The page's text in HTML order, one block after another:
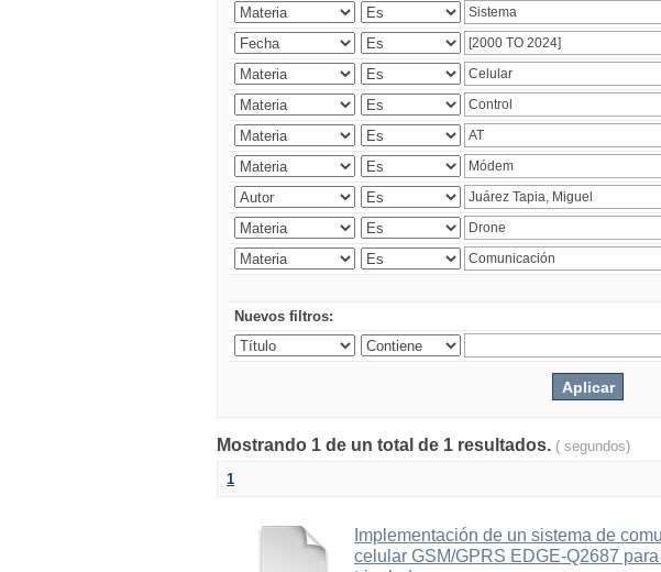
Nuevos filtros:
Mostrando 1 de un total de 1 resultados. ( segundos)
1
Implementación de un sistema de
celular GSM/GPRS EDGE-Q2687